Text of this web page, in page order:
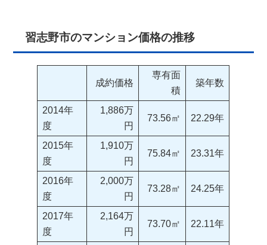
習志野市のマンション価格の推移
成約価格
専有面
積
築年数
2014年
度
1,886万
円
73.56㎡ 22.29年
2015年
度
1,910万
円
75.84㎡ 23.31年
2016年
度
2,000万
円
73.28㎡ 24.25年
2017年
度
2,164万
円
73.70㎡ 22.11年